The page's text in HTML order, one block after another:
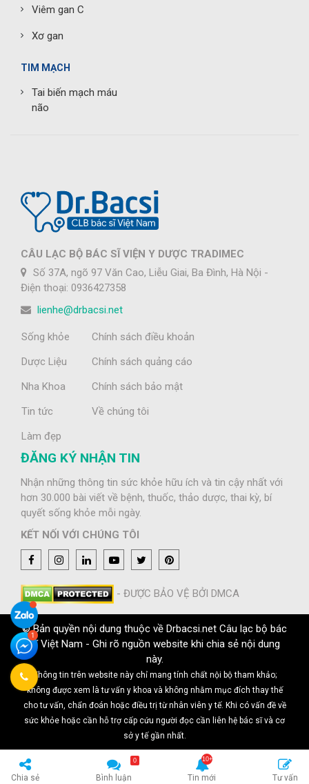
Viêm gan C
Xơ gan
TIM MẠCH
Tai biến mạch máu
não
CÂU LẠC BỘ BÁC SĨ VIỆN Y DƯỢC TRADIMEC
Số 37A, ngõ 97 Văn Cao, Liễu Giai, Ba Đình, Hà Nội -
Điện thoại: 0936427358
lienhe@drbacsi.net
Sống khỏe
Dược Liệu
Nha Khoa
Tin tức
Làm đẹp
Chính sách điều khoản
Chính sách quảng cáo
Chính sách bảo mật
Về chúng tôi
ĐĂNG KÝ NHẬN TIN
Nhận những thông tin sức khỏe hữu ích và tin cậy nhất với
hơn 30.000 bài viết về bệnh, thuốc, thảo dược, thai kỳ, bí
quyết sống khỏe mỗi ngày.
KẾT NỐI VỚI CHÚNG TÔI
- ĐƯỢC BẢO VỆ BỞI DMCA
© Bản quyền nội dung thuộc về Drbacsi.net Câu lạc bộ bác
sĩ Việt Nam - Ghi rõ nguồn website khi chia sẻ nội dung
này.
Thông tin trên website này chỉ mang tính chất nội bộ tham khảo;
không được xem là tư vấn y khoa và không nhằm mục đích thay thế
cho tư vấn, chẩn đoán hoặc điều trị từ nhân viên y tế. Khi có vấn đề về
sức khỏe hoặc cần hỗ trợ cấp cứu người đọc cần liên hệ bác sĩ và cơ
sở y tế gần nhất.
Chia sẻ Bình luận
0
Tin mới Tư vấn